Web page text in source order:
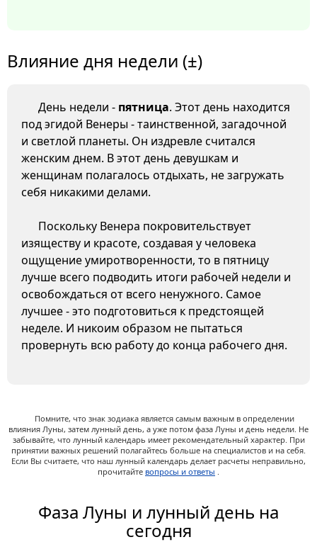
Влияние дня недели (±)
День недели - пятница. Этот день находится
под эгидой Венеры - таинственной, загадочной
и светлой планеты. Он издревле считался
женским днем. В этот день девушкам и
женщинам полагалось отдыхать, не загружать
себя никакими делами.
Поскольку Венера покровительствует
изяществу и красоте, создавая у человека
ощущение умиротворенности, то в пятницу
лучше всего подводить итоги рабочей недели и
освобождаться от всего ненужного. Самое
лучшее - это подготовиться к предстоящей
неделе. И никоим образом не пытаться
провернуть всю работу до конца рабочего дня.
Помните, что знак зодиака является самым важным в определении
влияния Луны, затем лунный день, а уже потом фаза Луны и день недели. Не
забывайте, что лунный календарь имеет рекомендательный характер. При
принятии важных решений полагайтесь больше на специалистов и на себя.
Если Вы считаете, что наш лунный календарь делает расчеты неправильно,
прочитайте вопросы и ответы .
Фаза Луны и лунный день на
сегодня